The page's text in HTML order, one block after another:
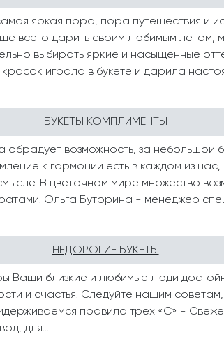
яркая пора, пора путешествия и
всего дарить своим любимым
выбирать яркие и насыщенные
играла в букете и дарила
БУКЕТЫ КОМПЛИМЕНТЫ
возможность, за небольшой
к гармонии есть в каждом из
В цветочном мире множество
Ольга Буторина - менеджер
НЕДОРОГИЕ БУКЕТЫ
Ваши близкие и любимые люди
и счастья! Следуйте нашим
правила трех «С» -
для...